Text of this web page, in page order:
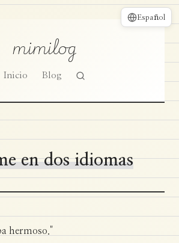
Español
mimilog
Inicio Blog
en dos idiomas
hermoso."